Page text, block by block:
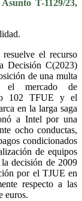
T-1129/23,
el recurso
Decisión C(2023)
de una multa
el mercado de
102 TFUE y el
en la larga saga
a Intel por una
ocho conductas,
condicionados
de equipos
decisión de 2009
por el TJUE en
respecto a las
euros.